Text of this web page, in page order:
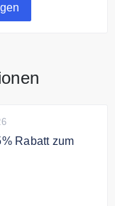
Rabatt zum